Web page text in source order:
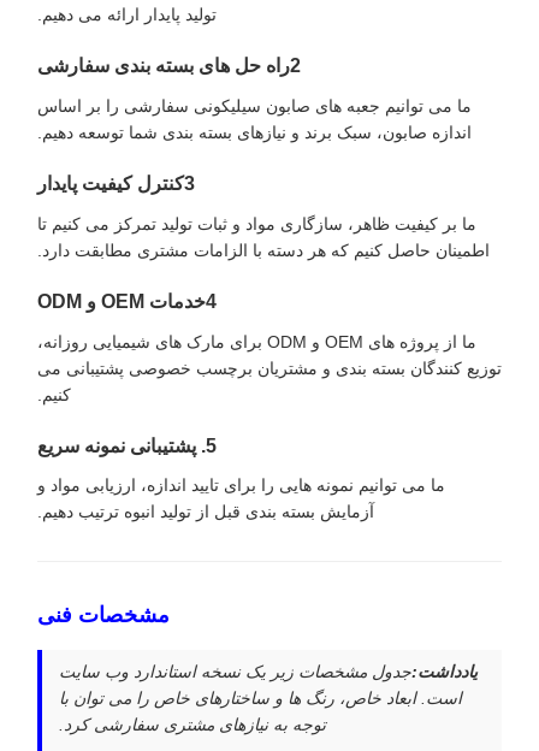
تولید پایدار ارائه می دهیم.
2راه حل های بسته بندی سفارشی
ما می توانیم جعبه های صابون سیلیکونی سفارشی را بر اساس
اندازه صابون، سبک برند و نیازهای بسته بندی شما توسعه دهیم.
3کنترل کیفیت پایدار
ما بر کیفیت ظاهر، سازگاری مواد و ثبات تولید تمرکز می کنیم تا
اطمینان حاصل کنیم که هر دسته با الزامات مشتری مطابقت دارد.
4خدمات OEM و ODM
ما از پروژه های OEM و ODM برای مارک های شیمیایی روزانه،
توزیع کنندگان بسته بندی و مشتریان برچسب خصوصی پشتیبانی می
کنیم.
5. پشتیبانی نمونه سریع
ما می توانیم نمونه هایی را برای تایید اندازه، ارزیابی مواد و
آزمایش بسته بندی قبل از تولید انبوه ترتیب دهیم.
مشخصات فنی
يادداشت:جدول مشخصات زیر یک نسخه استاندارد وب سایت
است. ابعاد خاص، رنگ ها و ساختارهای خاص را می توان با
توجه به نیازهای مشتری سفارشی کرد.